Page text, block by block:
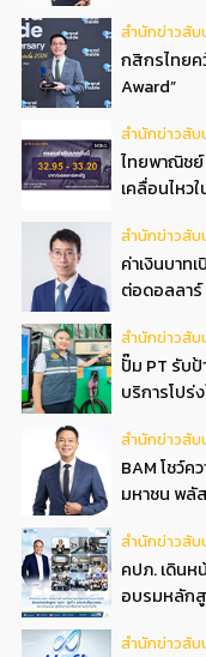
สํานักข่าวสับ
กสิกรไทยค
Award”
สํานักข่าวสับ
ไทยพาณิชย์
เคลื่อนไหว
สํานักข่าวสับ
ค่าเงินบาท
ต่อดอลลาร์
สํานักข่าวสับ
ปั๊ม PT รับ
บริการโปร่
สํานักข่าวสับ
BAM โชว์ค
มหาชน พลั
สํานักข่าวสับ
คปภ. เดินห
อบรมหลักสู
สํานักข่าวสับ